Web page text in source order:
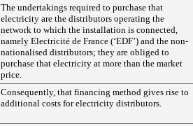
The undertakings required to purchase that
electricity are the distributors operating the
network to which the installation is connected,
namely Electricité de France (‘EDF’) and the non-
nationalised distributors; they are obliged to
purchase that electricity at more than the market
price.
Consequently, that financing method gives rise to
additional costs for electricity distributors.